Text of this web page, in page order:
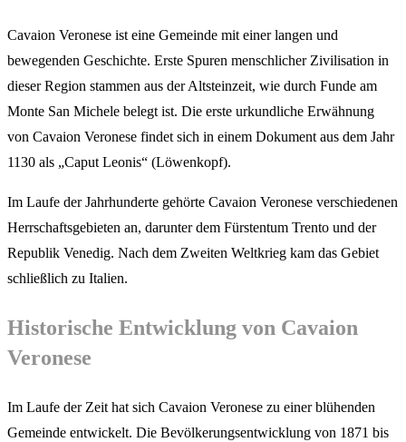
Cavaion Veronese ist eine Gemeinde mit einer langen und
bewegenden Geschichte. Erste Spuren menschlicher Zivilisation in
dieser Region stammen aus der Altsteinzeit, wie durch Funde am
Monte San Michele belegt ist. Die erste urkundliche Erwähnung
von Cavaion Veronese findet sich in einem Dokument aus dem Jahr
1130 als „Caput Leonis“ (Löwenkopf).
Im Laufe der Jahrhunderte gehörte Cavaion Veronese verschiedenen
Herrschaftsgebieten an, darunter dem Fürstentum Trento und der
Republik Venedig. Nach dem Zweiten Weltkrieg kam das Gebiet
schließlich zu Italien.
Historische Entwicklung von Cavaion
Veronese
Im Laufe der Zeit hat sich Cavaion Veronese zu einer blühenden
Gemeinde entwickelt. Die Bevölkerungsentwicklung von 1871 bis